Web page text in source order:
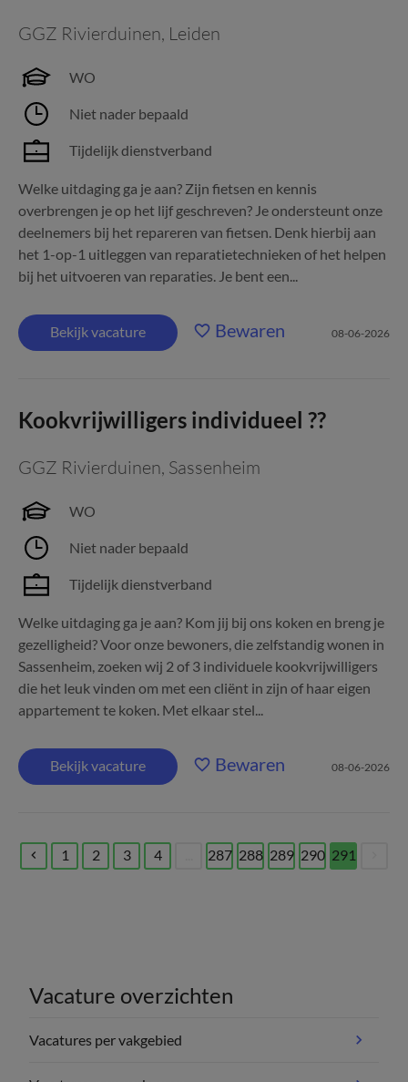
GGZ Rivierduinen, Leiden
WO
Niet nader bepaald
Tijdelijk dienstverband
Welke uitdaging ga je aan? Zijn fietsen en kennis
overbrengen je op het lijf geschreven? Je ondersteunt onze
deelnemers bij het repareren van fietsen. Denk hierbij aan
het 1-op-1 uitleggen van reparatietechnieken of het helpen
bij het uitvoeren van reparaties. Je bent een...
Bekijk vacature Bewaren 08-06-2026
Kookvrijwilligers individueel ??
GGZ Rivierduinen, Sassenheim
WO
Niet nader bepaald
Tijdelijk dienstverband
Welke uitdaging ga je aan? Kom jij bij ons koken en breng je
gezelligheid? Voor onze bewoners, die zelfstandig wonen in
Sassenheim, zoeken wij 2 of 3 individuele kookvrijwilligers
die het leuk vinden om met een cliënt in zijn of haar eigen
appartement te koken. Met elkaar stel...
Bekijk vacature Bewaren 08-06-2026
1 2 3 4 287 288 289 290 291
(current)
Vacature overzichten
Vacatures per vakgebied